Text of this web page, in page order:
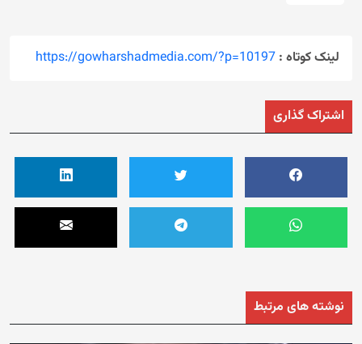
لینک کوتاه : https://gowharshadmedia.com/?p=10197
اشتراک گذاری
نوشته های مرتبط